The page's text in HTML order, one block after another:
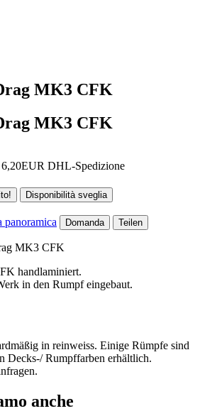
MK3 CFK
MK3 CFK
DHL-Spedizione
Disponibilità sveglia
panoramica Domanda Teilen
MK3 CFK
handlaminiert.
in den Rumpf eingebaut.
in reinweiss. Einige Rümpfe sind
Decks-/ Rumpffarben erhältlich.
anche